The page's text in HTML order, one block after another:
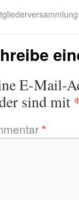
E-Mail-
sind mit
*